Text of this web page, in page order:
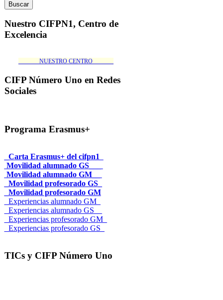
Nuestro CIFPN1, Centro de
Excelencia
_______NUESTRO CENTRO_______
CIFP Número Uno en Redes
Sociales
Programa Erasmus+
_Carta Erasmus+ del cifpn1
Movilidad alumnado GS___
Movilidad alumnado GM__
_Movilidad profesorado GS_
_Movilidad profesorado GM
_Experiencias alumnado GM_
_Experiencias alumnado GS__
_Experiencias profesorado GM_
_Experiencias profesorado GS_
TICs y CIFP Número Uno